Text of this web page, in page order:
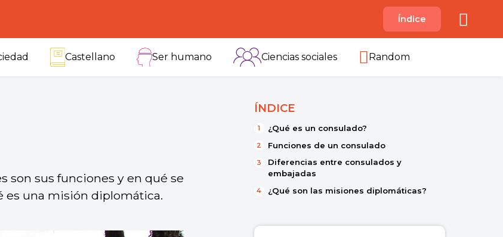
B C
Índice
Castellano Ser humano Ciencias sociales Random
son sus funciones y en qué se
es una misión diplomática.
ÍNDICE
¿Qué es un consulado?
Funciones de un consulado
Diferencias entre consulados y
embajadas
¿Qué son las misiones diplomáticas?